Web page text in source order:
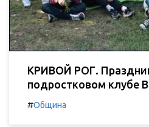
КРИВОЙ РОГ.
подростковом клубе
#Община